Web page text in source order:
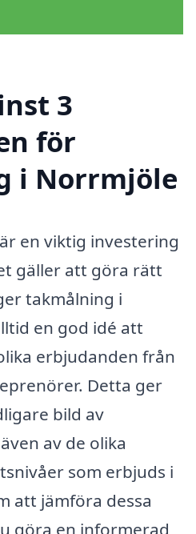
3
för
i Norrmjöle
en viktig investering
gäller att göra rätt
takmålning i
en god idé att
erbjudanden från
Detta ger
bild av
av de olika
som erbjuds i
att jämföra dessa
göra en informerad